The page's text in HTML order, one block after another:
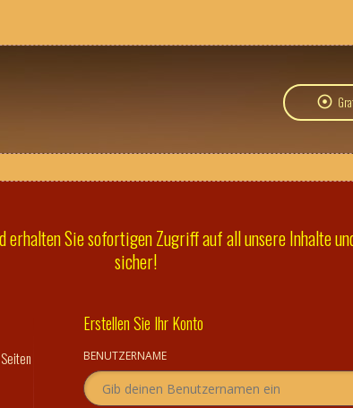
erhalten Sie sofortigen Zugriff auf all unsere Inhalte
sicher!
Erstellen Sie Ihr Konto
BENUTZERNAME